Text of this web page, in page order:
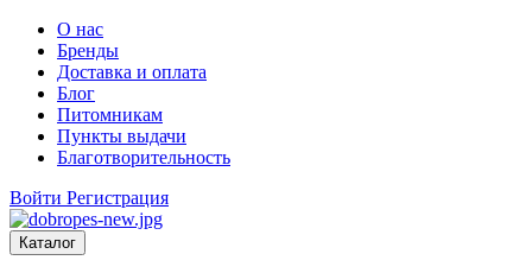
О нас
Бренды
Доставка и оплата
Блог
Питомникам
Пункты выдачи
Благотворительность
Войти Регистрация
Каталог